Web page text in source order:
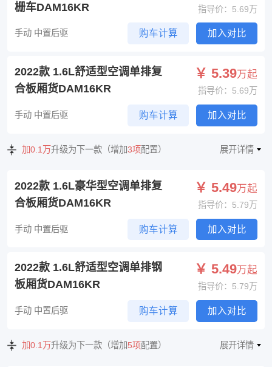
栅车DAM16KR
指导价：5.69万
手动 中置后驱 购车计算 加入对比
2022款 1.6L舒适型空调单排复
合板厢货DAM16KR
￥ 5.39万起
指导价：5.69万
手动 中置后驱 购车计算 加入对比
加0.1万升级为下一款（增加3项配置） 展开详情
2022款 1.6L豪华型空调单排复
合板厢货DAM16KR
￥ 5.49万起
指导价：5.79万
手动 中置后驱 购车计算 加入对比
2022款 1.6L舒适型空调单排钢
板厢货DAM16KR
￥ 5.49万起
指导价：5.79万
手动 中置后驱 购车计算 加入对比
加0.1万升级为下一款（增加5项配置） 展开详情